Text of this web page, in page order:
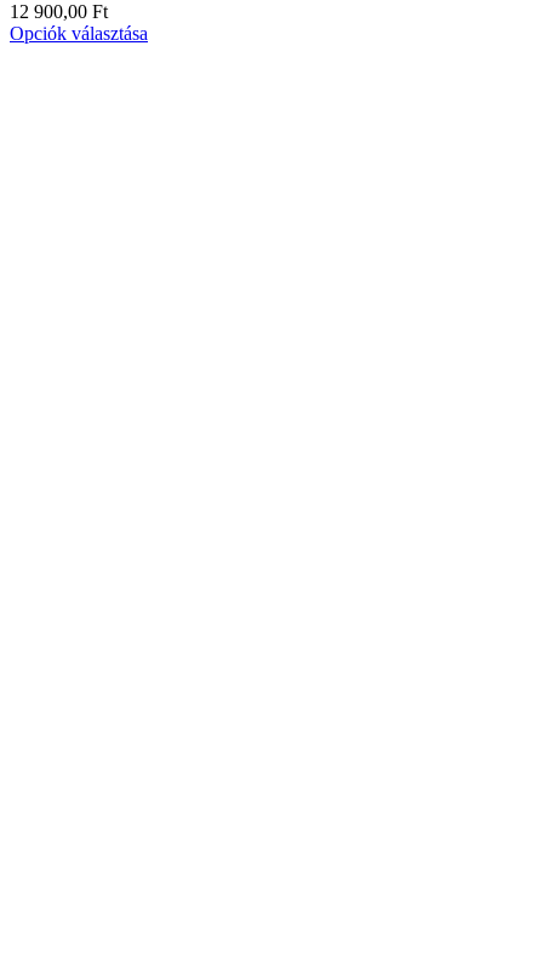
12 900,00 Ft
Opciók választása